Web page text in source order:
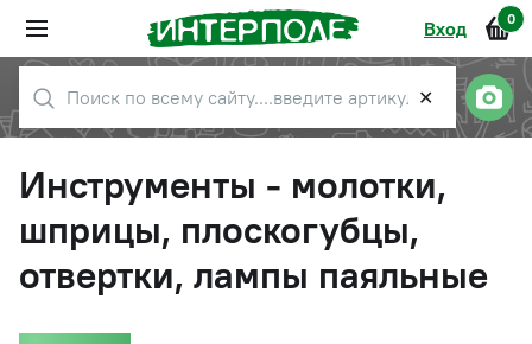
Вход 0
✕
Инструменты - молотки,
шприцы, плоскогубцы,
отвертки, лампы паяльные